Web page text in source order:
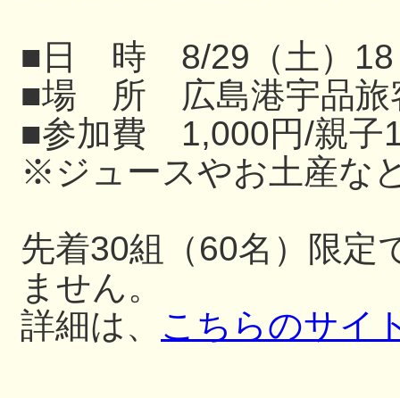
■日 時 8/29（土）18
■場 所 広島港宇品旅
■参加費 1,000円/親子
※ジュースやお土産な
先着30組（60名）限定
ません。
詳細は、 こちらのサイ